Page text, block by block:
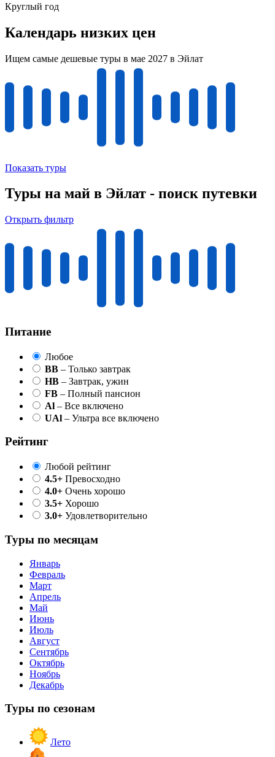
Круглый год
Календарь низких цен
Ищем самые дешевые туры в мае 2027 в Эйлат
Показать туры
Туры на май в Эйлат - поиск путевки
Открыть фильтр
Питание
Любое
BB – Только завтрак
HB – Завтрак, ужин
FB – Полный пансион
Al – Все включено
UAl – Ультра все включено
Рейтинг
Любой рейтинг
4.5+ Превосходно
4.0+ Очень хорошо
3.5+ Хорошо
3.0+ Удовлетворительно
Туры по месяцам
Январь
Февраль
Март
Апрель
Май
Июнь
Июль
Август
Сентябрь
Октябрь
Ноябрь
Декабрь
Туры по сезонам
Лето